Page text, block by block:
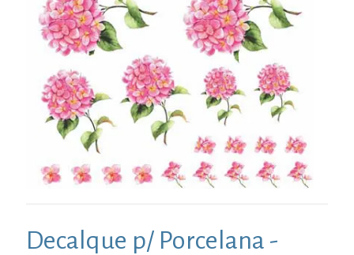
Decalque p/ Porcelana -